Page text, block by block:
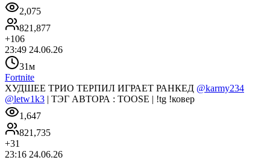
2,075
821,877
+106
23:49 24.06.26
31м
Fortnite
ХУДШЕЕ ТРИО ТЕРПИЛ ИГРАЕТ РАНКЕД @karmy234
@letw1k3 | ТЭГ АВТОРА : TOOSE | !tg !ковер
1,647
821,735
+31
23:16 24.06.26